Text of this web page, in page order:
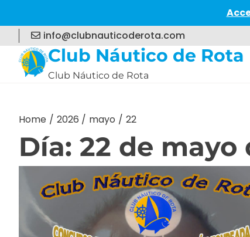
to
content
info@clubnauticoderota.com
Club Náutico de Rota
Club Náutico de Rota
Home 2026 mayo 22
Día: 22 de mayo